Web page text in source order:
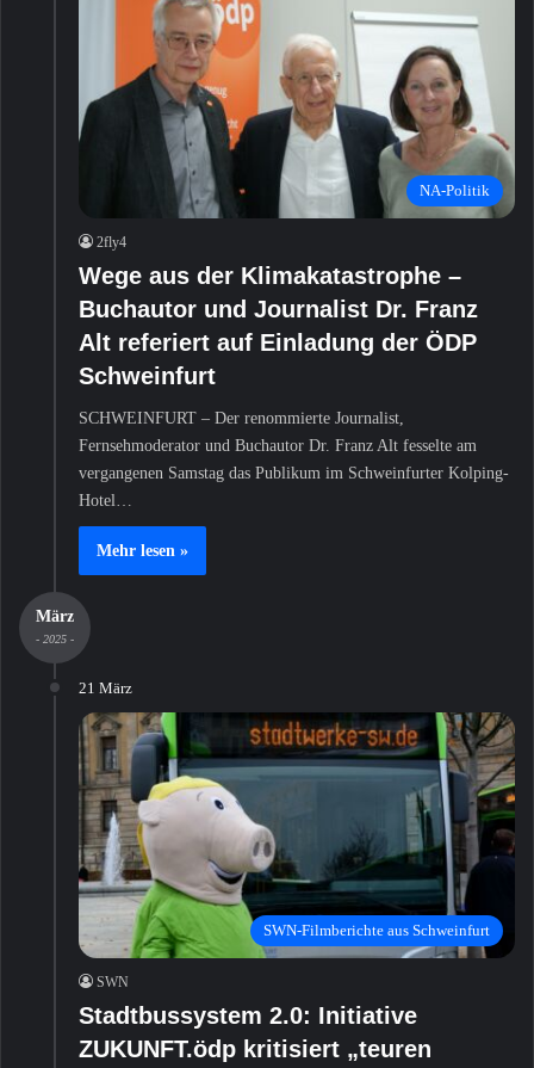
NA-Politik
2fly4
Wege aus der Klimakatastrophe –
Buchautor und Journalist Dr. Franz
Alt referiert auf Einladung der ÖDP
Schweinfurt
SCHWEINFURT – Der renommierte Journalist,
Fernsehmoderator und Buchautor Dr. Franz Alt fesselte am
vergangenen Samstag das Publikum im Schweinfurter Kolping-
Hotel…
Mehr lesen »
März
- 2025 -
21 März
SWN-Filmberichte aus Schweinfurt
SWN
Stadtbussystem 2.0: Initiative
ZUKUNFT.ödp kritisiert „teuren